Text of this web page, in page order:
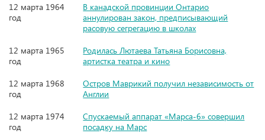
12 марта 1964
год
В канадской провинции Онтарио
аннулирован закон, предписывающий
расовую сегрегацию в школах
12 марта 1965
год
Родилась Лютаева Татьяна Борисовна,
артистка театра и кино
12 марта 1968
год
Остров Маврикий получил независимость от
Англии
12 марта 1974
год
Спускаемый аппарат «Марса-6» совершил
посадку на Марс